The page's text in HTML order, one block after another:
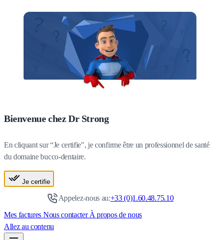
Bienvenue chez Dr Strong
En cliquant sur “Je certifie", je confirme être un professionnel de santé
du domaine bucco-dentaire.
Je certifie
Appelez-nous au:+33 (0)1.60.48.75.10
Mes factures Nous contacterÀ propos de nous
Allez au contenu